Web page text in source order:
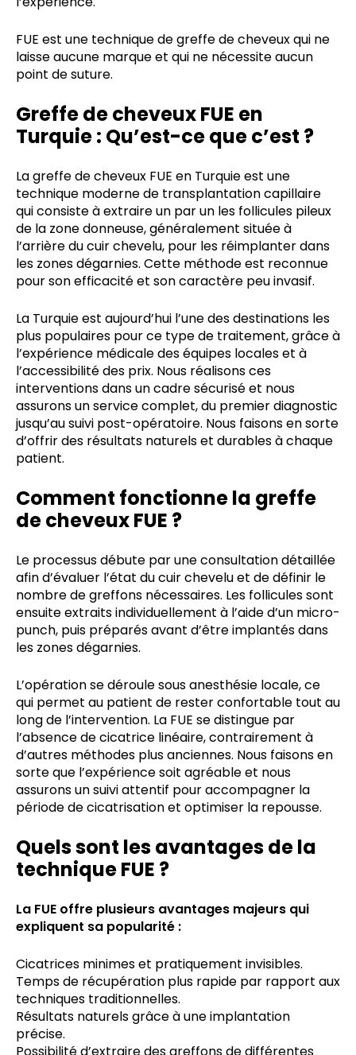
FUE est une technique de greffe de cheveux qui ne
laisse aucune marque et qui ne nécessite aucun
point de suture.
Greffe de cheveux FUE en
Turquie : Qu’est-ce que c’est ?
La greffe de cheveux FUE en Turquie est une
technique moderne de transplantation capillaire
qui consiste à extraire un par un les follicules pileux
de la zone donneuse, généralement située à
l’arrière du cuir chevelu, pour les réimplanter dans
les zones dégarnies. Cette méthode est reconnue
pour son efficacité et son caractère peu invasif.
La Turquie est aujourd’hui l’une des destinations les
plus populaires pour ce type de traitement, grâce à
l’expérience médicale des équipes locales et à
l’accessibilité des prix. Nous réalisons ces
interventions dans un cadre sécurisé et nous
assurons un service complet, du premier diagnostic
jusqu’au suivi post-opératoire. Nous faisons en sorte
d’offrir des résultats naturels et durables à chaque
patient.
Comment fonctionne la greffe
de cheveux FUE ?
Le processus débute par une consultation détaillée
afin d’évaluer l’état du cuir chevelu et de définir le
nombre de greffons nécessaires. Les follicules sont
ensuite extraits individuellement à l’aide d’un micro-
punch, puis préparés avant d’être implantés dans
les zones dégarnies.
L’opération se déroule sous anesthésie locale, ce
qui permet au patient de rester confortable tout au
long de l’intervention. La FUE se distingue par
l’absence de cicatrice linéaire, contrairement à
d’autres méthodes plus anciennes. Nous faisons en
sorte que l’expérience soit agréable et nous
assurons un suivi attentif pour accompagner la
période de cicatrisation et optimiser la repousse.
Quels sont les avantages de la
technique FUE ?
La FUE offre plusieurs avantages majeurs qui
expliquent sa popularité :
Cicatrices minimes et pratiquement invisibles.
Temps de récupération plus rapide par rapport aux
techniques traditionnelles.
Résultats naturels grâce à une implantation
précise.
Possibilité d’extraire des greffons de différentes